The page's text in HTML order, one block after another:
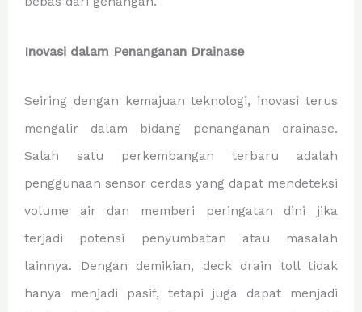
Inovasi dalam Penanganan Drainase
Seiring dengan kemajuan teknologi, inovasi terus
mengalir dalam bidang penanganan drainase.
Salah satu perkembangan terbaru adalah
penggunaan sensor cerdas yang dapat mendeteksi
volume air dan memberi peringatan dini jika
terjadi potensi penyumbatan atau masalah
lainnya. Dengan demikian, deck drain toll tidak
hanya menjadi pasif, tetapi juga dapat menjadi